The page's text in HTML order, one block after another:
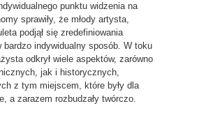
punktu widzenia na
sprawiły, że młody artysta,
podjął się zredefiniowania
bardzo indywidualny sposób. W toku
odkrył wiele aspektów, zarówno
jak i historycznych,
z tym miejscem, które były dla
a zarazem rozbudzały twórczo.